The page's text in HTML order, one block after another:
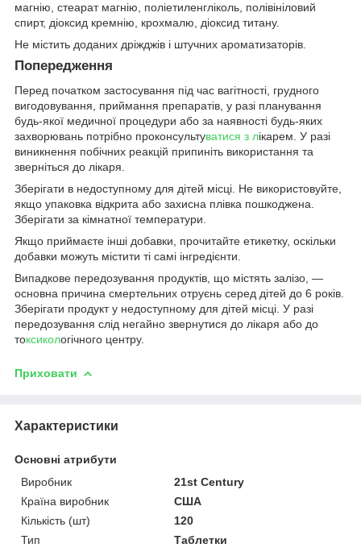
магнію, стеарат магнію, поліетиленгліколь, полівініловий
спирт, діоксид кремнію, крохмалю, діоксид титану.
Не містить доданих дріжджів і штучних ароматизаторів.
Попередження
Перед початком застосування під час вагітності, грудного
вигодовування, приймання препаратів, у разі планування
будь-якої медичної процедури або за наявності будь-яких
захворювань потрібно проконсультуватися з лікарем. У разі
виникнення побічних реакцій припиніть використання та
зверніться до лікаря.
Зберігати в недоступному для дітей місці. Не використовуйте,
якщо упаковка відкрита або захисна плівка пошкоджена.
Зберігати за кімнатної температури.
Якщо приймаєте інші добавки, прочитайте етикетку, оскільки
добавки можуть містити ті самі інгредієнти.
Випадкове передозування продуктів, що містять залізо, —
основна причина смертельних отруєнь серед дітей до 6 років.
Зберігати продукт у недоступному для дітей місці. У разі
передозування слід негайно звернутися до лікаря або до
токсикологічного центру.
Приховати
Характеристики
Основні атрибути
Виробник
21st Century
Країна виробник
США
Кількість (шт)
120
Тип
Таблетки